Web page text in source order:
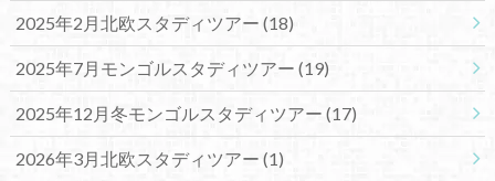
2025年2月北欧スタディツアー (18)
2025年7月モンゴルスタディツアー (19)
2025年12月冬モンゴルスタディツアー (17)
2026年3月北欧スタディツアー (1)